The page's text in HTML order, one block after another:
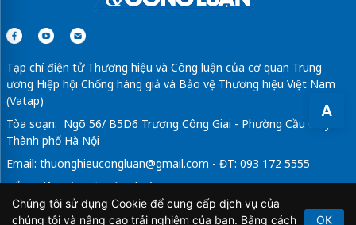
A
Tạp chí điện tử Thương hiệu và Công luận của cơ quan Trung
ương Hiệp hội Chống hàng giả và Bảo vệ Thương hiệu Việt Nam
(Vatap)
Tòa soạn: Ngõ 56/ B5D6 Trương Công Giai - Phường Cầu Giấy -
Thành phố Hà Nội
Email: thuonghieucongluan@gmail.com - ĐT: 093 172 5555
Tổng Biên Tập: Vũ Đức Thuận
Giấy phép hoạt động báo chí điện tử số 64/GP-BTTTT do Bộ
Chúng tôi sử dụng Cookie để cung cấp dịch vụ của
chúng tôi và nâng cao trải nghiệm của bạn. Bằng cách
OK